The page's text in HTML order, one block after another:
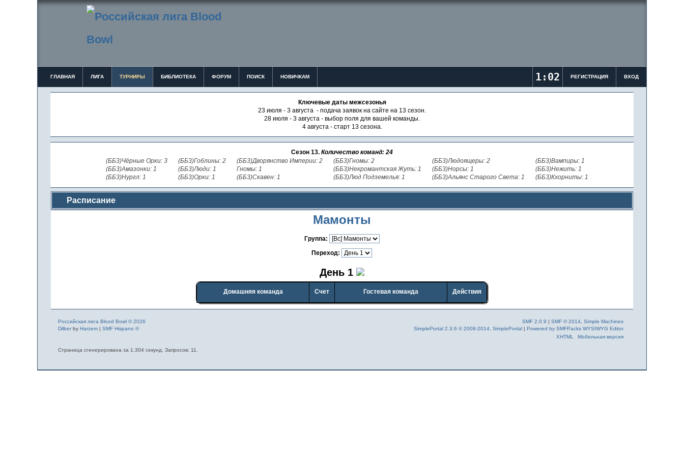
ГЛАВНАЯ ЛИГА ТУРНИРЫ БИБЛИОТЕКА ФОРУМ ПОИСК НОВИЧКАМ 1:02 РЕГИСТРАЦИЯ ВХОД
Ключевые даты межсезонья
23 июля - 3 августа - подача заявок на сайте на 13 сезон.
28 июля - 3 августа - выбор поля для вашей команды.
4 августа - старт 13 сезона.
Сезон 13. Количество команд: 24
(ББ3)Чёрные Орки: 3
(ББ3)Амазонки: 1
(ББ3)Нургл: 1
(ББ3)Гоблины: 2
(ББ3)Люди: 1
(ББ3)Орки: 1
(ББ3)Дворянство Империи: 2
Гномы: 1
(ББ3)Скавен: 1
(ББ3)Гномы: 2
(ББ3)Некромантская Жуть: 1
(ББ3)Люд Подземелья: 1
(ББ3)Людоящеры: 2
(ББ3)Норсы: 1
(ББ3)Альянс Старого Света: 1
(ББ3)Вампиры: 1
(ББ3)Нежить: 1
(ББ3)Кхорниты: 1
Расписание
Мамонты
Группа:
Переход:
День 1
Домашняя команда Счет Гостевая команда Действия
SMF 2.0.9 |SMF © 2014 ,Simple Machines
SimplePortal 2.3.6 © 2008-2014, SimplePortal |Powered by SMFPacks WYSIWYG Editor
XHTML
Мобильная версия
Российская лига Blood Bowl © 2026
Dilberby Harzem| SMF Hispano ©
Страница сгенерирована за 1.304 секунд. Запросов: 11.